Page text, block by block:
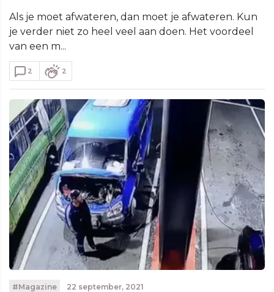
Als je moet afwateren, dan moet je afwateren. Kun
je verder niet zo heel veel aan doen. Het voordeel
van een m...
2 2
#Magazine 22 september, 2021